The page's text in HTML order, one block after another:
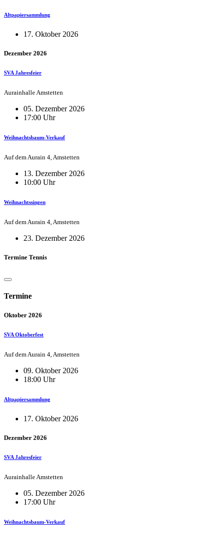
Altpapiersammlung
17. Oktober 2026
Dezember 2026
SVA Jahresfeier
Aurainhalle Amstetten
05. Dezember 2026
17:00 Uhr
Weihnachtsbaum-Verkauf
Auf dem Aurain 4, Amstetten
13. Dezember 2026
10:00 Uhr
Weihnachtssingen
Auf dem Aurain 4, Amstetten
23. Dezember 2026
Termine Tennis
Termine
Oktober 2026
SVA Oktoberfest
Auf dem Aurain 4, Amstetten
09. Oktober 2026
18:00 Uhr
Altpapiersammlung
17. Oktober 2026
Dezember 2026
SVA Jahresfeier
Aurainhalle Amstetten
05. Dezember 2026
17:00 Uhr
Weihnachtsbaum-Verkauf